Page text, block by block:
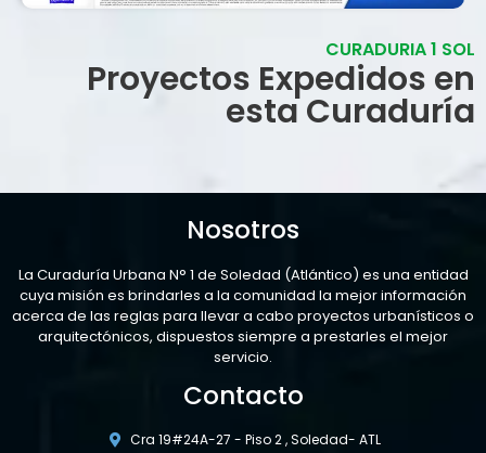
CURADURIA 1 SOL
Proyectos Expedidos en
esta Curaduría
Nosotros
La Curaduría Urbana N° 1 de Soledad (Atlántico) es una entidad
cuya misión es brindarles a la comunidad la mejor información
acerca de las reglas para llevar a cabo proyectos urbanísticos o
arquitectónicos, dispuestos siempre a prestarles el mejor
servicio.
Contacto
Cra 19#24A-27 - Piso 2 , Soledad- ATL